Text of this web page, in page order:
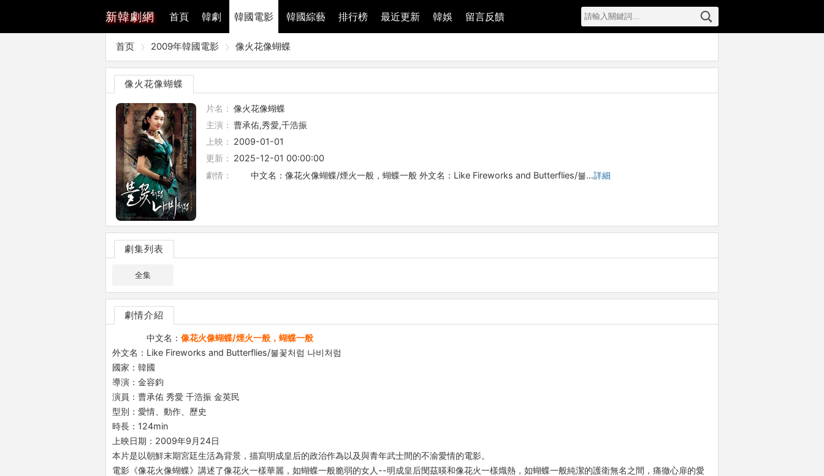
新韓劇網 首頁 韓劇 韓國電影 韓國綜藝 排行榜 最近更新 韓娛 留言反饋
首页 2009年韓國電影 像火花像蝴蝶
像火花像蝴蝶
片名： 像火花像蝴蝶
主演： 曹承佑,秀愛,千浩振
上映： 2009-01-01
更新： 2025-12-01 00:00:00
劇情：
中文名：像花火像蝴蝶/煙火一般，蝴蝶一般 外文名：Like Fireworks and Butterflies/불…詳細
劇集列表
全集
劇情介紹
中文名：像花火像蝴蝶/煙火一般，蝴蝶一般
外文名：Like Fireworks and Butterflies/불꽃처럼 나비처럼
國家：韓國
導演：金容鈞
演員：曹承佑 秀愛 千浩振 金英民
型別：愛情、動作、歷史
時長：124min
上映日期：2009年9月24日
本片是以朝鮮末期宮廷生活為背景，描寫明成皇后的政治作為以及與青年武士間的不渝愛情的電影。
電影《像花火像蝴蝶》講述了像花火一樣華麗，如蝴蝶一般脆弱的女人--明成皇后閔茲暎和像花火一樣熾熱，如蝴蝶一般純潔的護衛無名之間，痛徹心扉的愛